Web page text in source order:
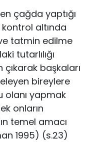
çağda yaptığı
altında
tatmin edilme
tutarlılığı
başkaları
bireylere
olanı yapmak
onların
temel amacı
1995) (s.23)